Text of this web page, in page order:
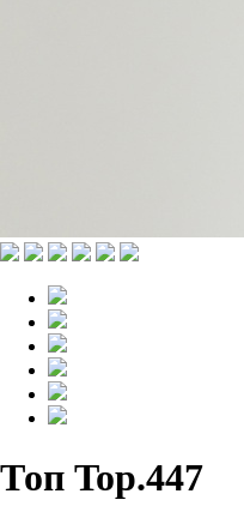
Топ Top.447